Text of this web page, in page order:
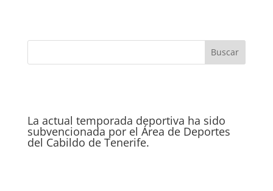
La actual temporada deportiva ha sido
subvencionada por el Área de Deportes
del Cabildo de Tenerife.